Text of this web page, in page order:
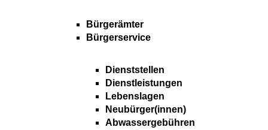
Bürgerämter
Bürgerservice
Dienststellen
Dienstleistungen
Lebenslagen
Neubürger(innen)
Abwassergebühren